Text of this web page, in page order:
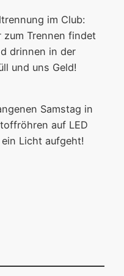
im Club:
Trennen findet
drinnen in der
und uns Geld!
Samstag in
auf LED
Licht aufgeht!